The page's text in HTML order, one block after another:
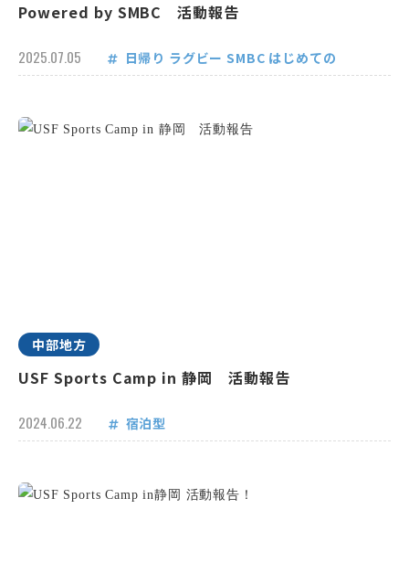
Powered by SMBC 活動報告
2025.07.05 日帰り ラグビー SMBC はじめての
中部地方
USF Sports Camp in 静岡 活動報告
2024.06.22 宿泊型